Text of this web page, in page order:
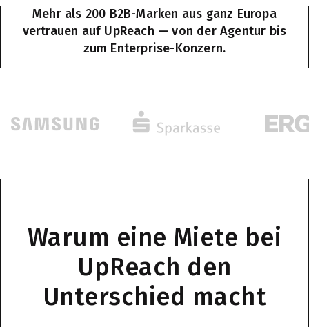
Mehr als 200 B2B-Marken aus ganz Europa
vertrauen auf UpReach — von der Agentur bis
zum Enterprise-Konzern.
Warum eine Miete bei
UpReach den
Unterschied macht